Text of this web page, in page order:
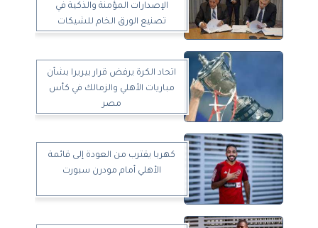
الإصدارات المؤمنة والذكية في
تصنيع الورق الخام للشيكات
اتحاد الكرة يرفض قرار بيريرا بشأن
مباريات الأهلي والزمالك في كأس
مصر
كهربا يقترب من العودة إلى قائمة
الأهلي أمام مودرن سبورت